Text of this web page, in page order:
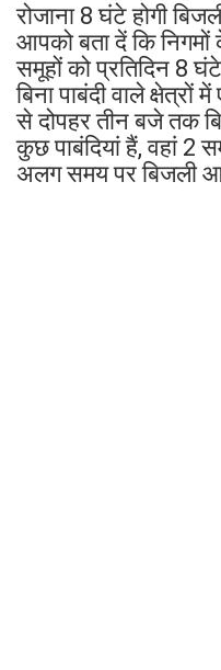
रोजाना 8 घंटे होगी
आपको बता दें कि
समूहों को प्रतिदिन 8
बिना पाबंदी वाले
से दोपहर तीन बजे तक
कुछ पाबंदियां हैं, वहां 2
अलग समय पर बिजली